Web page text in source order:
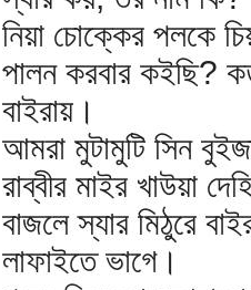
নিয়া চোক্কের পলকে
পালন করবার কইছি?
বাইরায়।
আমরা মুটামুটি সিন
রাব্বীর মাইর খাউয়া
বাজলে স্যার মিঠুরে
লাফাইতে ভাগে।